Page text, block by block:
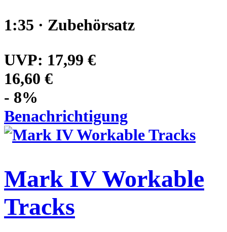
1:35 · Zubehörsatz
UVP: 17,99 €
16,60 €
- 8%
Benachrichtigung
Mark IV Workable
Tracks